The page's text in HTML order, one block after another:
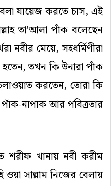
বলা যায়েজ করতে চাস, এই
তা’আলা পাঁক বলেছেন
নবীর মেয়ে, সহধর্মিণীরা
হতেন, তখন কি উনারা পাঁক
করতেন, তোরা কি
নাপাক আর পবিত্রতার
খানায় নবী করীম
ওয়া সাল্লাম নিজের বেলায়